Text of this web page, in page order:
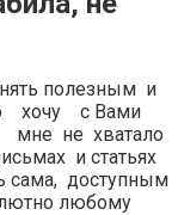
полезным и
хочу с Вами
мне не хватало
и статьях
сама, доступным
любому